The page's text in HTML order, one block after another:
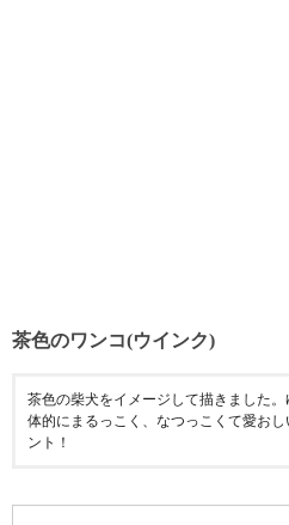
茶色のワンコ(ウインク)
茶色の柴犬をイメージして描きました
体的にまるっこく、なつっこくて愛お
ント！